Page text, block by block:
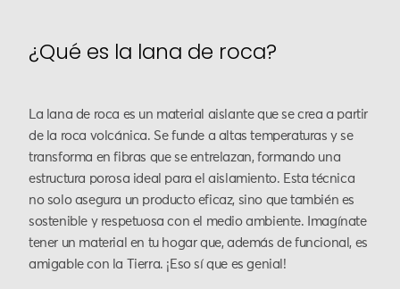
¿Qué es la lana de roca?
La lana de roca es un material aislante que se crea a partir
de la roca volcánica. Se funde a altas temperaturas y se
transforma en fibras que se entrelazan, formando una
estructura porosa ideal para el aislamiento. Esta técnica
no solo asegura un producto eficaz, sino que también es
sostenible y respetuosa con el medio ambiente. Imagínate
tener un material en tu hogar que, además de funcional, es
amigable con la Tierra. ¡Eso sí que es genial!